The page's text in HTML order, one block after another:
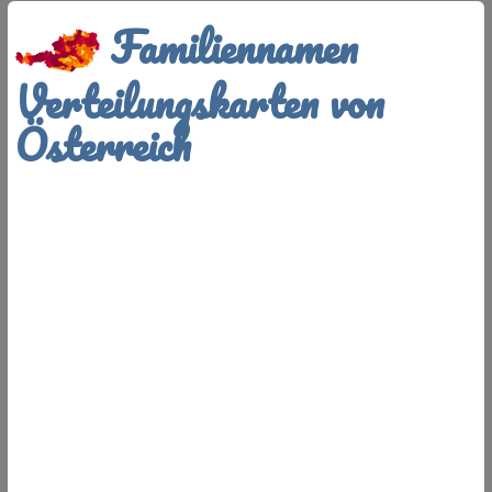
Familiennamen
Verteilungskarten von
Österreich